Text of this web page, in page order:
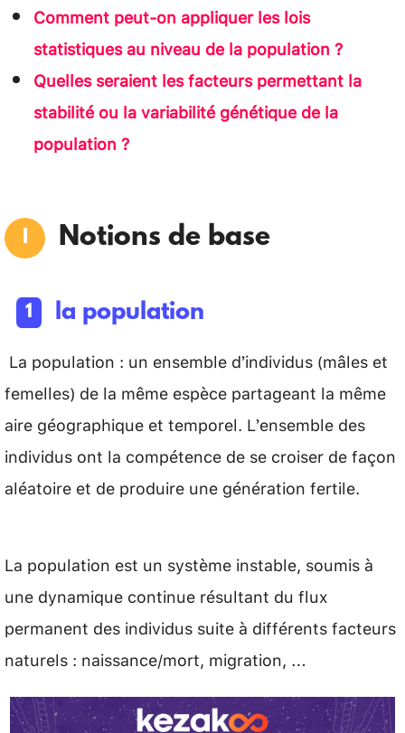
Comment peut-on appliquer les lois
statistiques au niveau de la population ?
Quelles seraient les facteurs permettant la
stabilité ou la variabilité génétique de la
population ?
Notions de base
la population
La population : un ensemble d’individus (mâles et
femelles) de la même espèce partageant la même
aire géographique et temporel. L’ensemble des
individus ont la compétence de se croiser de façon
aléatoire et de produire une génération fertile.
La population est un système instable, soumis à
une dynamique continue résultant du flux
permanent des individus suite à différents facteurs
naturels : naissance/mort, migration, …